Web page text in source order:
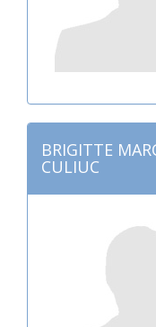
BRIGITTE
CULIUC